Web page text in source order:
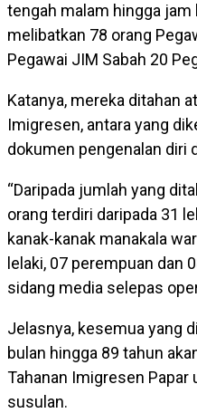
tengah malam hingga jam
melibatkan 78 orang
Pegawai JIM Sabah 20
Katanya, mereka ditahan
Imigresen, antara yang
dokumen pengenalan diri
“Daripada jumlah yang
orang terdiri daripada 31
kanak-kanak manakala
lelaki, 07 perempuan dan
sidang media selepas
Jelasnya, kesemua yang
bulan hingga 89 tahun
Tahanan Imigresen
susulan.